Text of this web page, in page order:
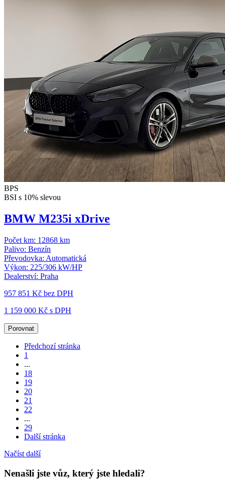
BPS
BSI s 10% slevou
BMW M235i xDrive
Počet km: 12868 km
Palivo: Benzín
Převodovka: Automatická
Výkon: 225/306 kW/HP
Dealerství: Praha
957 851 Kč bez DPH
1 159 000 Kč s DPH
Porovnat
Předchozí stránka
1
...
18
19
20
21
22
...
29
Další stránka
Načíst další
Nenašli jste vůz, který jste hledali?